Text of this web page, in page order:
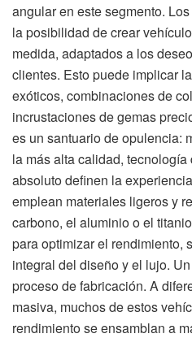
angular en este segmento.
la posibilidad de crear
medida, adaptados a los
clientes. Esto puede implicar
exóticos, combinaciones de
incrustaciones de gemas
es un santuario de opulencia:
la más alta calidad,
absoluto definen la
emplean materiales ligeros y
carbono, el aluminio o el
para optimizar el rendimiento,
integral del diseño y el lujo.
proceso de fabricación. A
masiva, muchos de estos
rendimiento se ensamblan a